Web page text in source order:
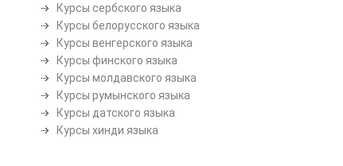
Курсы сербского языка
Курсы белорусского языка
Курсы венгерского языка
Курсы финского языка
Курсы молдавского языка
Курсы румынского языка
Курсы датского языка
Курсы хинди языка